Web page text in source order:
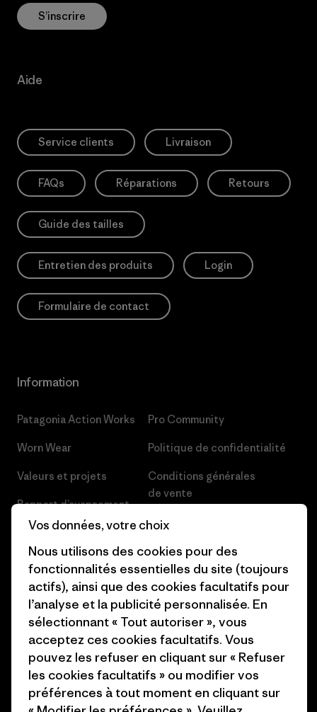
S’inscrire
Aide
Service clients Livraison
FAQs Réparations Retours
Guide des tailles
Entretien des produits Login
Formulaire de contact
Information
Patagonia Action Works
Worn Wear
Valeurs et projets
Rapport d’avancement
Business Unusual
Objectifs climatiques
1% For The Planet
Comment nous finançons
Cartes cadeaux
Nos magasins
Pro Community
Politique de confidentialité
Conditions générales
de vente
Préférences de cookie
Carrières
Presse et media
Industry program
Programme d’affiliation
Patagonia Suisse Plan du site
Vos données, votre choix
Nous utilisons des cookies pour des
fonctionnalités essentielles du site (toujours
actifs), ainsi que des cookies facultatifs pour
l’analyse et la publicité personnalisée. En
sélectionnant « Tout autoriser », vous
acceptez ces cookies facultatifs. Vous
pouvez les refuser en cliquant sur « Refuser
les cookies facultatifs » ou modifier vos
préférences à tout moment en cliquant sur